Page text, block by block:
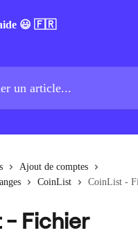
😃 🇫🇷
Ajout de comptes
CoinList CoinList -
- Fichier